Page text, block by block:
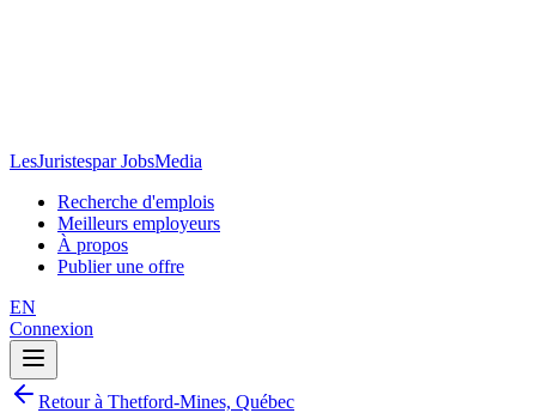
LesJuristespar JobsMedia
Recherche d'emplois
Meilleurs employeurs
À propos
Publier une offre
EN
Connexion
Retour à Thetford-Mines, Québec